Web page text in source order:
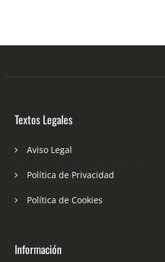
Textos Legales
Aviso Legal
Política de Privacidad
Política de Cookies
Información